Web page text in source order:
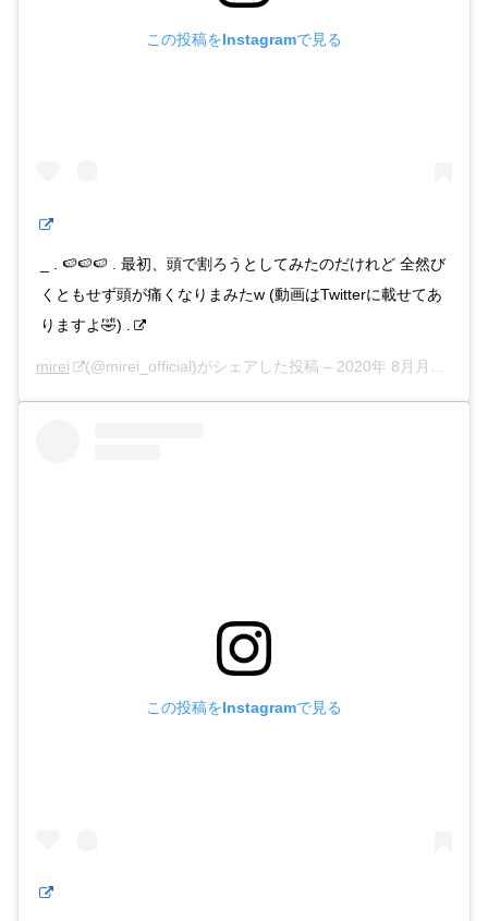
この投稿をInstagramで見る
_ . 🍉🍉🍉 . 最初、頭で割ろうとしてみたのだけれど 全然び
くともせず頭が痛くなりまみたw (動画はTwitterに載せてあ
りますよ🤣) .
mirei (@mirei_official)がシェアした投稿 – 2020年 8月月3日午後6時50分PDT
この投稿をInstagramで見る